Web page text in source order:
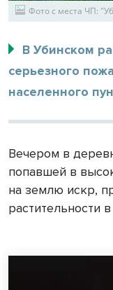
Фото с места ЧП:
В Убинском
серьезного
населенного
Вечером в
попавшей в
на землю искр,
растительности